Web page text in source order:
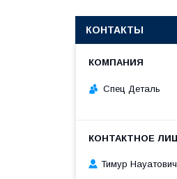
КОНТАКТЫ
Спец Деталь
Тимур Науатович